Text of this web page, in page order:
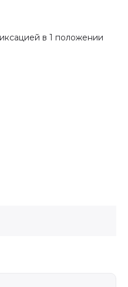
в 1 положении